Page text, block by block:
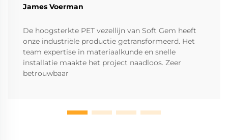
James Voerman
De hoogsterkte PET vezellijn van Soft Gem heeft
onze industriële productie getransformeerd. Het
team expertise in materiaalkunde en snelle
installatie maakte het project naadloos. Zeer
betrouwbaar